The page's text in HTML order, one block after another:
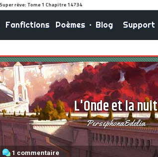
Fanfictions Poèmes• Blog Support
L'Onde et la nuit
PersephonaEdelia
1 commentaire